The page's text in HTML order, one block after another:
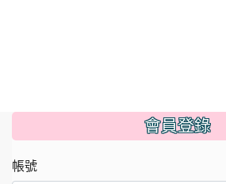
會員登錄
帳號